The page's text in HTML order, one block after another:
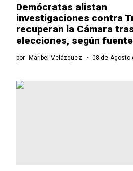
Demócratas alistan
investigaciones contra
recuperan la Cámara
elecciones, según
por Maribel Velázquez 08 de Agosto